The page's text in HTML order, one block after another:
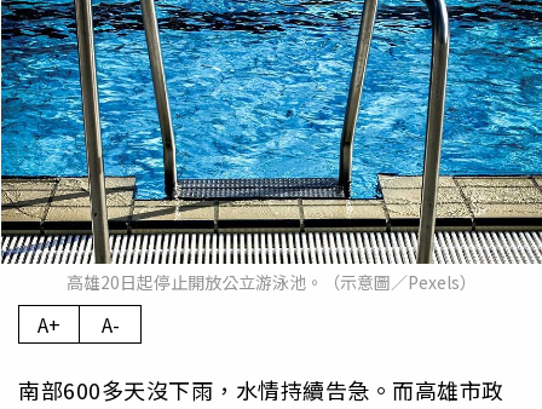
高雄20日起停止開放公立游泳池。（示意圖／Pexels）
A+ A-
南部600多天沒下雨，水情持續告急。而高雄市政